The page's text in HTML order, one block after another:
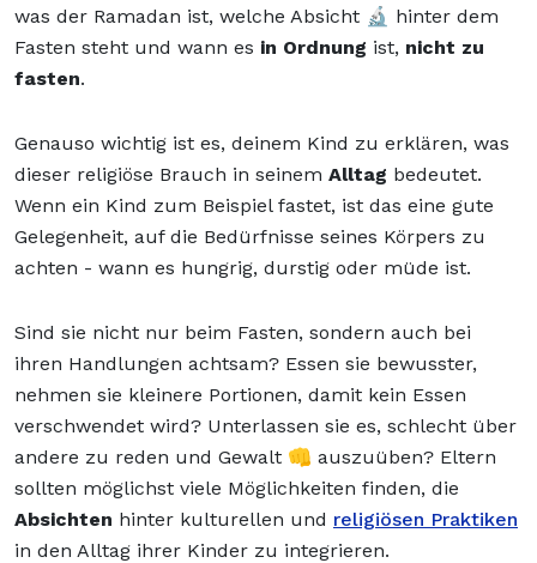
was der Ramadan ist, welche Absicht 🔬 hinter dem
Fasten steht und wann es in Ordnung ist, nicht zu
fasten.
Genauso wichtig ist es, deinem Kind zu erklären, was
dieser religiöse Brauch in seinem Alltag bedeutet.
Wenn ein Kind zum Beispiel fastet, ist das eine gute
Gelegenheit, auf die Bedürfnisse seines Körpers zu
achten - wann es hungrig, durstig oder müde ist.
Sind sie nicht nur beim Fasten, sondern auch bei
ihren Handlungen achtsam? Essen sie bewusster,
nehmen sie kleinere Portionen, damit kein Essen
verschwendet wird? Unterlassen sie es, schlecht über
andere zu reden und Gewalt 👊 auszuüben? Eltern
sollten möglichst viele Möglichkeiten finden, die
Absichten hinter kulturellen und religiösen Praktiken
in den Alltag ihrer Kinder zu integrieren.